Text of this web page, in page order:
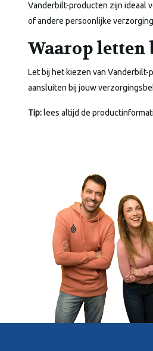
Vanderbilt-producten zijn ideaal
of andere persoonlijke
Waarop letten
Let bij het kiezen van
aansluiten bij jouw
Tip:lees altijd de